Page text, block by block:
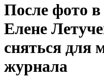
После фото
Елене
сняться для
журнала